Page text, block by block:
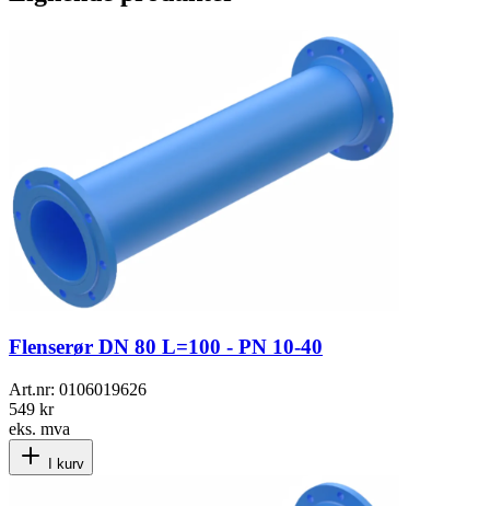
Flenserør DN 80 L=100 - PN 10-40
Art.nr: 0106019626
549 kr
eks. mva
I kurv